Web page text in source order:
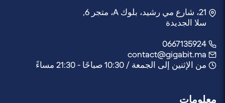
21، شارع مي رشيد، بلوك A، متجر 6,
سلا الجديدة
من الإثنين إلى الجمعة / 10:30 صباحًا - 21:30 مساءً
معلومات